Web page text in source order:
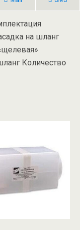
на шланг
Количество